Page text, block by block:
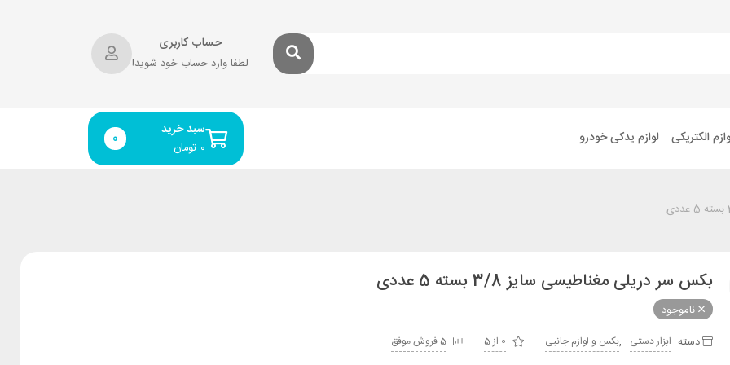
حساب کاربری
لطفا وارد حساب خود شوید!
الکتریکی لوازم یدکی خودرو سبد خرید
تومان ۰ 0
بکس سر دریلی مغناطیسی سایز 3/8 بسته 5 عددی
ناموجود
دسته: ابزار دستی ,بکس و لوازم جانبی 0 از 5 5 فروش موفق